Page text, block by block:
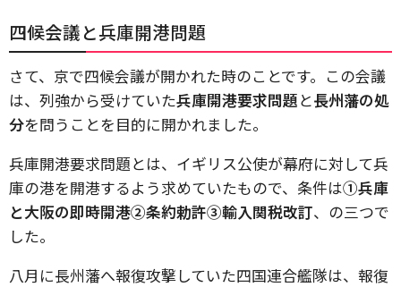
四候会議と兵庫開港問題
さて、京で四候会議が開かれた時のことです。この会議
は、列強から受けていた兵庫開港要求問題と長州藩の処
分を問うことを目的に開かれました。
兵庫開港要求問題とは、イギリス公使が幕府に対して兵
庫の港を開港するよう求めていたもので、条件は①兵庫
と大阪の即時開港②条約勅許③輸入関税改訂、の三つで
した。
八月に長州藩へ報復攻撃していた四国連合艦隊は、報復